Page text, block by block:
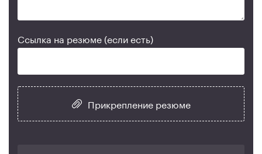
Ссылка на резюме (если есть)
Прикрепление резюме